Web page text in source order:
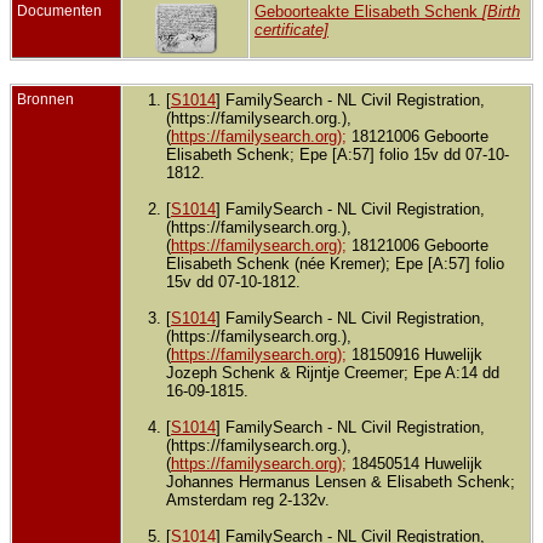
Documenten Geboorteakte Elisabeth Schenk [Birth
certificate]
Bronnen [S1014] FamilySearch - NL Civil Registration,
(https://familysearch.org.),
(https://familysearch.org); 18121006 Geboorte
Elisabeth Schenk; Epe [A:57] folio 15v dd 07-10-
1812.
[S1014] FamilySearch - NL Civil Registration,
(https://familysearch.org.),
(https://familysearch.org); 18121006 Geboorte
Elisabeth Schenk (née Kremer); Epe [A:57] folio
15v dd 07-10-1812.
[S1014] FamilySearch - NL Civil Registration,
(https://familysearch.org.),
(https://familysearch.org); 18150916 Huwelijk
Jozeph Schenk & Rijntje Creemer; Epe A:14 dd
16-09-1815.
[S1014] FamilySearch - NL Civil Registration,
(https://familysearch.org.),
(https://familysearch.org); 18450514 Huwelijk
Johannes Hermanus Lensen & Elisabeth Schenk;
Amsterdam reg 2-132v.
[S1014] FamilySearch - NL Civil Registration,